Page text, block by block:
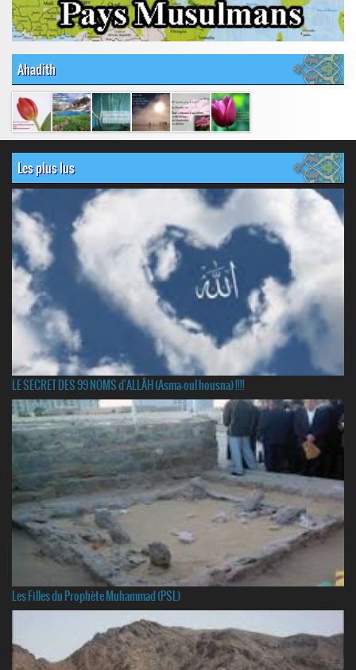
Ahadith
Les plus lus
LE SECRET DES 99 NOMS d'ALLÂH (Asma-oul housna) !!!!
Les Filles du Prophète Muhammad (PSL)